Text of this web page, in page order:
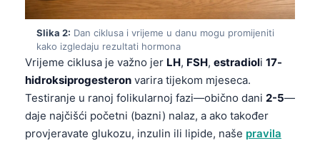
Slika 2: Dan ciklusa i vrijeme u danu mogu promijeniti
kako izgledaju rezultati hormona
Vrijeme ciklusa je važno jer LH, FSH, estradioli 17-
hidroksiprogesteron varira tijekom mjeseca.
Testiranje u ranoj folikularnoj fazi—obično dani 2-5—
daje najčišći početni (bazni) nalaz, a ako također
provjeravate glukozu, inzulin ili lipide, naše pravila